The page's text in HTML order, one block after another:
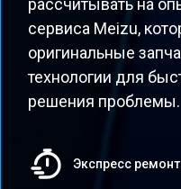
рассчитывать на
сервиса Meizu,
оригинальные
технологии для
решения проблемы.
Экспресс